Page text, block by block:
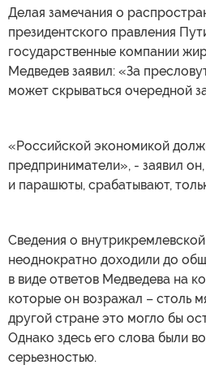
Делая замечания о
президентского правления
государственные компании
Медведев заявил: «За
может скрываться очередной
«Российской экономикой
предприниматели», - заявил
и парашюты, срабатывают,
Сведения о
неоднократно доходили до
в виде ответов Медведева на
которые он возражал – столь
другой стране это могло бы
Однако здесь его слова были
серьезностью.